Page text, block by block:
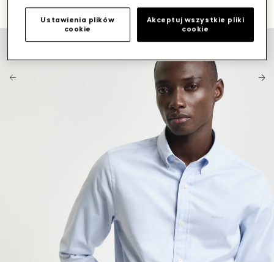
Otwórz
media
Ustawienia plików
cookie
Akceptuj wszystkie pliki
cookie